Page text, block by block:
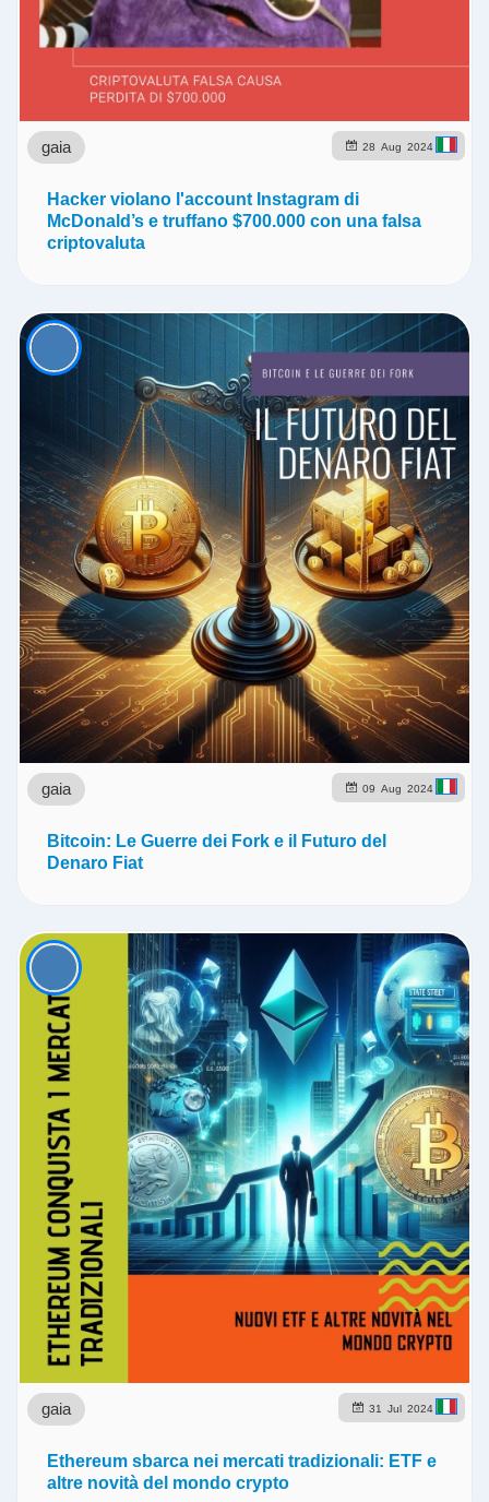
28 Aug 2024
gaia
Hacker violano l'account Instagram di
McDonald’s e truffano $700.000 con una falsa
criptovaluta
09 Aug 2024
gaia
Bitcoin: Le Guerre dei Fork e il Futuro del
Denaro Fiat
31 Jul 2024
gaia
Ethereum sbarca nei mercati tradizionali: ETF e
altre novità del mondo crypto